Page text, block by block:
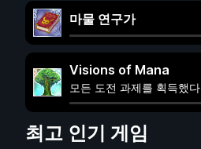
마물 연구가
Visions of Mana
모든 도전 과제를 획득했다
최고 인기 게임